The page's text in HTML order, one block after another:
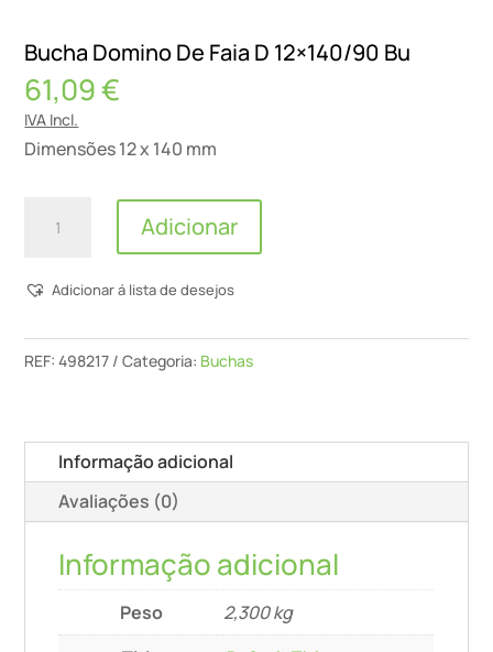
Bucha Domino De Faia D 12×140/90 Bu
61,09€
IVA Incl.
Dimensões 12 x 140 mm
Quantidade
Domino
Faia
Bu
Adicionar
Adicionar á lista de desejos
REF:498217 Categoria: Buchas
Informação adicional
Avaliações (0)
Informação adicional
Peso
2,300 kg